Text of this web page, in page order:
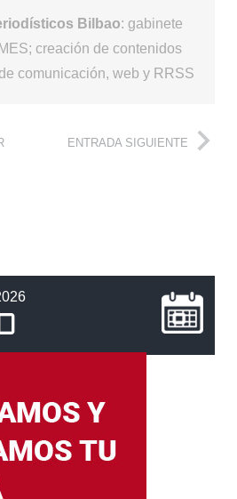
Bilbao: gabinete
creación de contenidos
comunicación, web y RRSS
ENTRADA SIGUIENTE